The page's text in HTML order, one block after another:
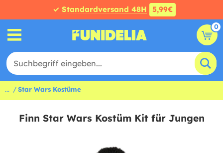
✓ Standardversand 48H 5,99€
0
... Star Wars Kostüme
Finn Star Wars Kostüm Kit für Jungen